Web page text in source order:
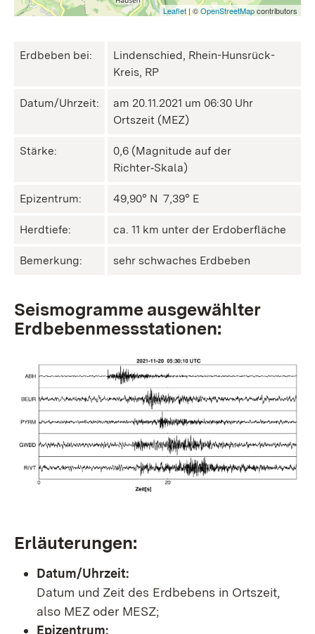
Leaflet | ©OpenStreetMapcontributors
Erdbeben bei:
Lindenschied, Rhein-Hunsrück-
Kreis, RP
Datum/Uhrzeit:
am 20.11.2021 um 06:30 Uhr
Ortszeit (MEZ)
Stärke:
0,6 (Magnitude auf der
Richter‑Skala)
Epizentrum: 49,90° N ㅤ 7,39° E
Herdtiefe: ca. 11 km unter der Erdoberfläche
Bemerkung: sehr schwaches Erdbeben
Seismogramme ausgewählter
Erdbebenmessstationen:
Erläuterungen:
Datum/Uhrzeit:
Datum und Zeit des Erdbebens in Ortszeit,
also MEZ oder MESZ;
Epizentrum: